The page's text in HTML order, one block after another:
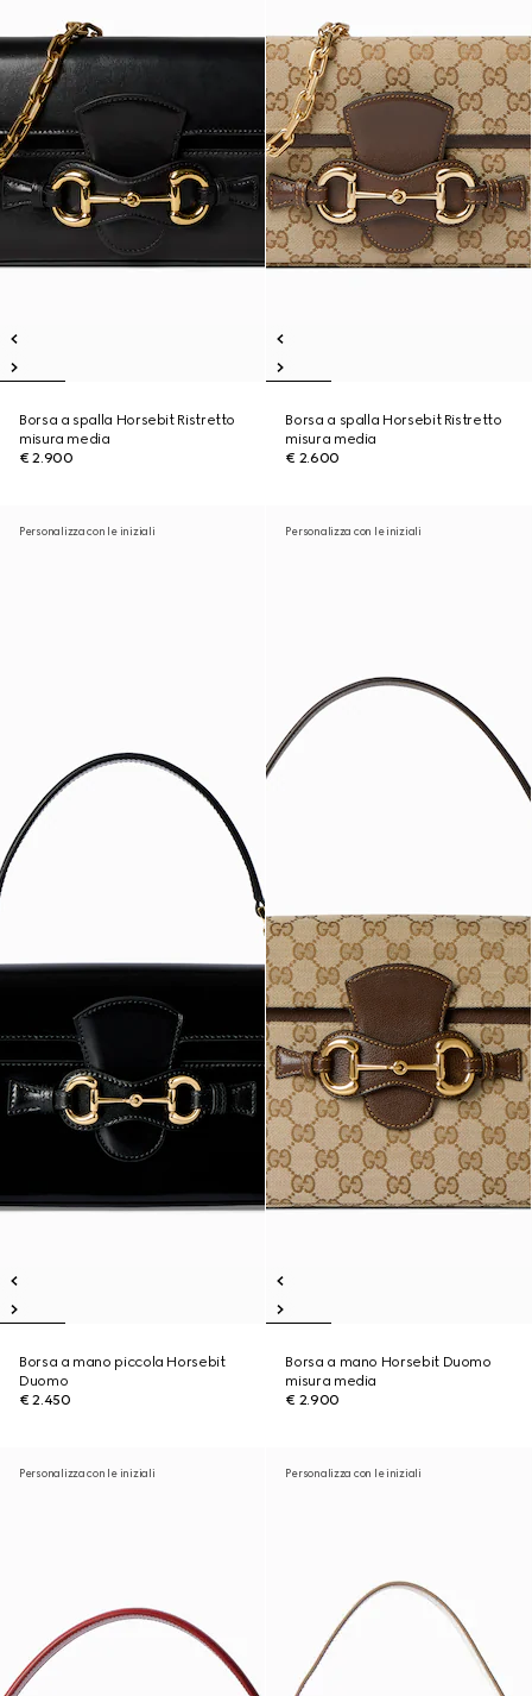
Borsa a spalla Horsebit Ristretto
misura media
€ 2.900
Borsa a spalla Horsebit Ristretto
misura media
€ 2.600
Personalizza con le iniziali
Borsa a mano piccola Horsebit
Duomo
€ 2.450
Personalizza con le iniziali
Borsa a mano Horsebit Duomo
misura media
€ 2.900
Personalizza con le iniziali Personalizza con le iniziali